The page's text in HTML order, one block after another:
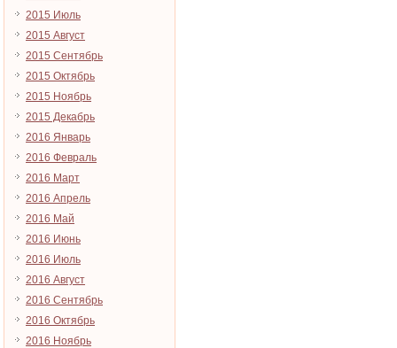
2015 Июль
2015 Август
2015 Сентябрь
2015 Октябрь
2015 Ноябрь
2015 Декабрь
2016 Январь
2016 Февраль
2016 Март
2016 Апрель
2016 Май
2016 Июнь
2016 Июль
2016 Август
2016 Сентябрь
2016 Октябрь
2016 Ноябрь